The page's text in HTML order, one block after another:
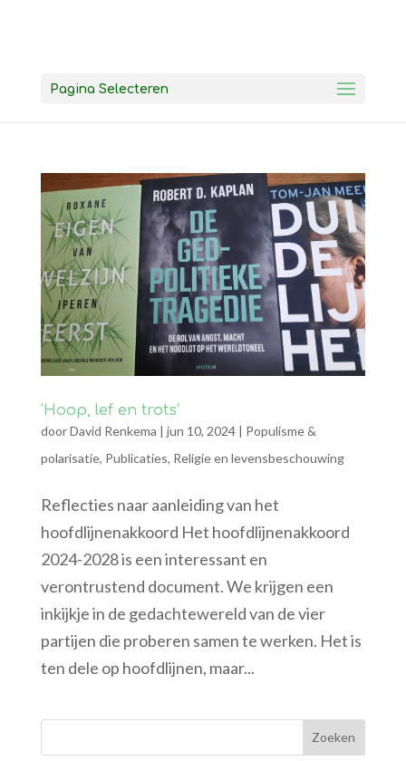
Pagina Selecteren
‘Hoop, lef en trots‘
doorDavid Renkema | jun 10, 2024| Populisme &
polarisatie, Publicaties, Religie en levensbeschouwing
Reflecties naar aanleiding van het
hoofdlijnenakkoord Het hoofdlijnenakkoord
2024-2028 is een interessant en
verontrustend document. We krijgen een
inkijkje in de gedachtewereld van de vier
partijen die proberen samen te werken. Het is
ten dele op hoofdlijnen, maar...